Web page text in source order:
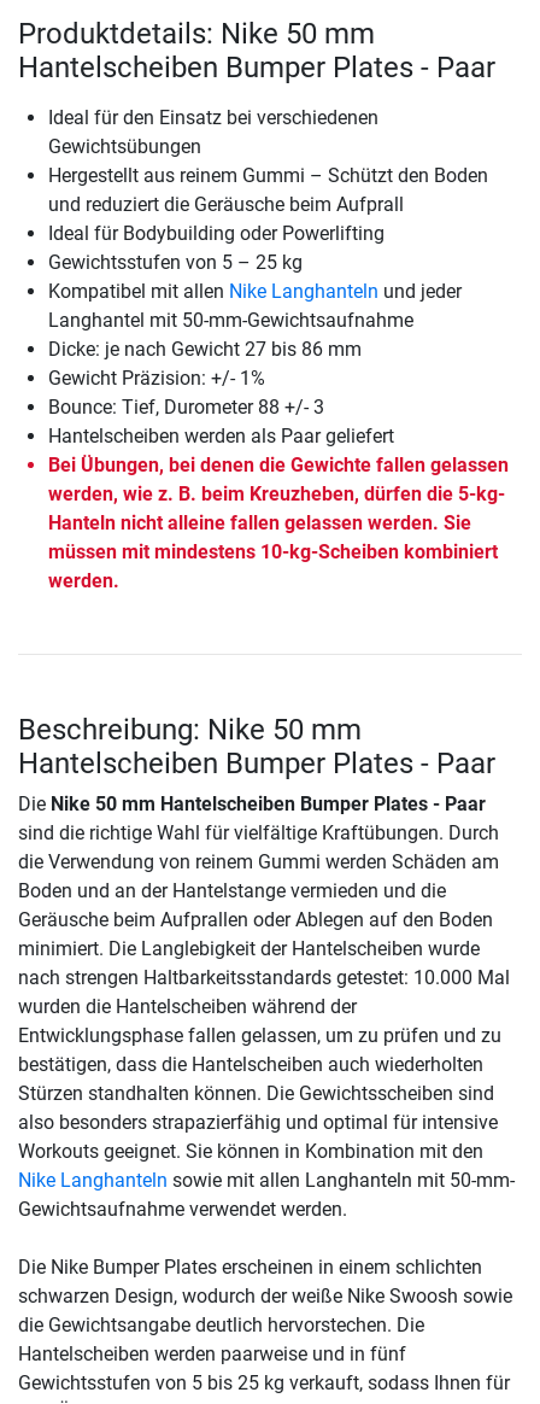
Produktdetails: Nike 50 mm
Hantelscheiben Bumper Plates - Paar
Ideal für den Einsatz bei verschiedenen
Gewichtsübungen
Hergestellt aus reinem Gummi – Schützt den Boden
und reduziert die Geräusche beim Aufprall
Ideal für Bodybuilding oder Powerlifting
Gewichtsstufen von 5 – 25 kg
Kompatibel mit allen Nike Langhanteln und jeder
Langhantel mit 50-mm-Gewichtsaufnahme
Dicke: je nach Gewicht 27 bis 86 mm
Gewicht Präzision: +/- 1%
Bounce: Tief, Durometer 88 +/- 3
Hantelscheiben werden als Paar geliefert
Bei Übungen, bei denen die Gewichte fallen gelassen
werden, wie z. B. beim Kreuzheben, dürfen die 5-kg-
Hanteln nicht alleine fallen gelassen werden. Sie
müssen mit mindestens 10-kg-Scheiben kombiniert
werden.
Beschreibung: Nike 50 mm
Hantelscheiben Bumper Plates - Paar
Die Nike 50 mm Hantelscheiben Bumper Plates - Paar
sind die richtige Wahl für vielfältige Kraftübungen. Durch
die Verwendung von reinem Gummi werden Schäden am
Boden und an der Hantelstange vermieden und die
Geräusche beim Aufprallen oder Ablegen auf den Boden
minimiert. Die Langlebigkeit der Hantelscheiben wurde
nach strengen Haltbarkeitsstandards getestet: 10.000 Mal
wurden die Hantelscheiben während der
Entwicklungsphase fallen gelassen, um zu prüfen und zu
bestätigen, dass die Hantelscheiben auch wiederholten
Stürzen standhalten können. Die Gewichtsscheiben sind
also besonders strapazierfähig und optimal für intensive
Workouts geeignet. Sie können in Kombination mit den
Nike Langhanteln sowie mit allen Langhanteln mit 50-mm-
Gewichtsaufnahme verwendet werden.
Die Nike Bumper Plates erscheinen in einem schlichten
schwarzen Design, wodurch der weiße Nike Swoosh sowie
die Gewichtsangabe deutlich hervorstechen. Die
Hantelscheiben werden paarweise und in fünf
Gewichtsstufen von 5 bis 25 kg verkauft, sodass Ihnen für